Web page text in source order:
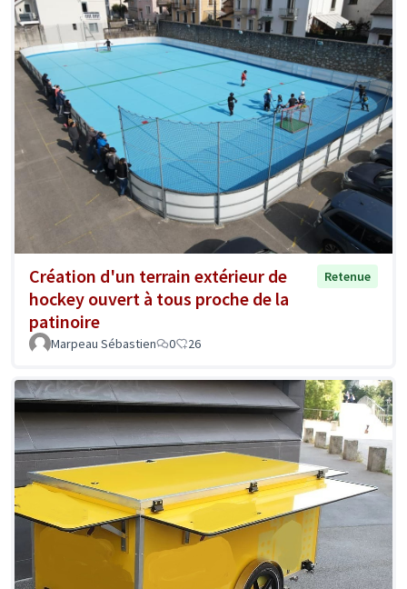
Création d'un terrain extérieur de
hockey ouvert à tous proche de la
patinoire
Retenue
Marpeau Sébastien 0 26